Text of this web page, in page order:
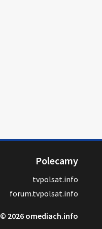
Polecamy
tvpolsat.info
forum.tvpolsat.info
© 2026 omediach.info